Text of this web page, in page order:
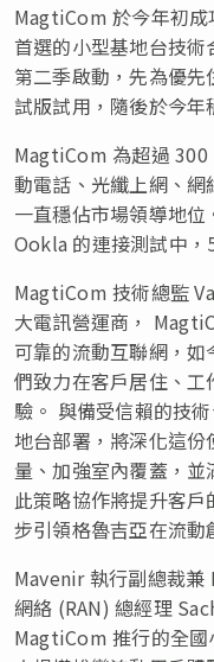
MagtiCom 於今年初
首選的小型基地台技
第二季啟動，先為優
試版試用，隨後於今年
MagtiCom 為超過 300
動電話、光纖上網、網
一直穩佔市場領導地
Ookla 的連接測試中，
MagtiCom 技術總監
大電訊營運商，
可靠的流動互聯網，
們致力在客戶居住、
驗。 與備受信賴的技
地台部署，將深化這
量、加強室內覆蓋，並
此策略協作將提升客
步引領格魯吉亞在流動
Mavenir 執行副總裁兼
網絡 (RAN) 總經理
MagtiCom 推行的全